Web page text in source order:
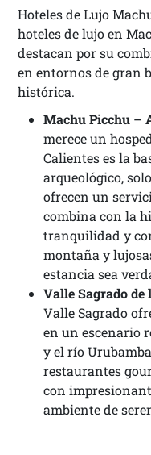
Hoteles de Lujo
hoteles de lujo en
destacan por su
en entornos de gran
histórica.
Machu Picchu –
merece un
Calientes es la
arqueológico,
ofrecen un
combina con la
tranquilidad y
montaña y
estancia sea
Valle Sagrado de
Valle Sagrado
en un escenario
y el río
restaurantes
con
ambiente de